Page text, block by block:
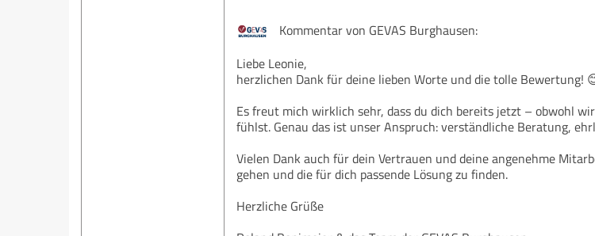
Kommentar von GEVAS Burghausen:
Liebe Leonie,
herzlichen Dank für deine lieben Worte und die tolle Bewertung!
Es freut mich wirklich sehr, dass du dich bereits jetzt – obwohl
fühlst. Genau das ist unser Anspruch: verständliche Beratung,
Vielen Dank auch für dein Vertrauen und deine angenehme
gehen und die für dich passende Lösung zu finden.
Herzliche Grüße